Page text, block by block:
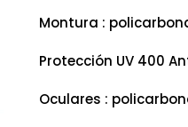
Montura :
Protección UV 400
Oculares :